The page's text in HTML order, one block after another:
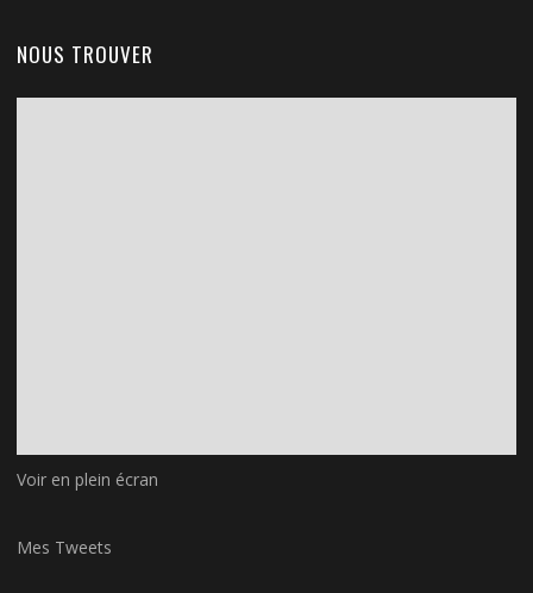
NOUS TROUVER
Voir en plein écran
Mes Tweets